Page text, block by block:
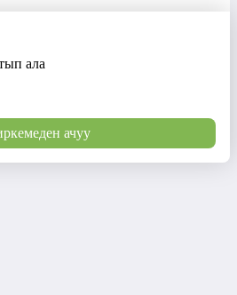
ала
ачуу